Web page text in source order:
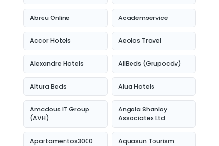
Abreu Online Academservice
Accor Hotels Aeolos Travel
Alexandre Hotels AllBeds (Grupocdv)
Altura Beds Alua Hotels
Amadeus IT Group
(AVH)
Angela Shanley
Associates Ltd
Apartamentos3000 Aquasun Tourism